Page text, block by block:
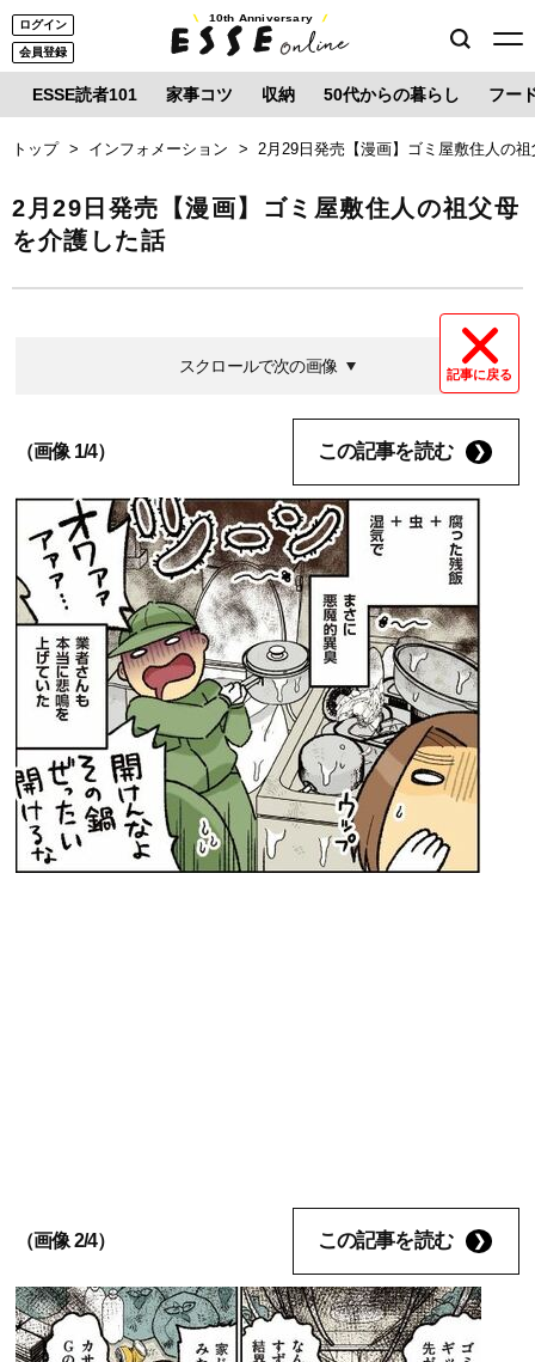
ログイン
会員登録
10th Anniversary
ESSE読者101 家事コツ 収納 50代からの暮らし フー
トップ インフォメーション 2月29日発売【漫画】ゴミ屋敷住人の
2月29日発売【漫画】ゴミ屋敷住人の祖父母
を介護した話
記事に戻る
スクロールで次の画像
（画像 1/4） この記事を読む
（画像 2/4） この記事を読む